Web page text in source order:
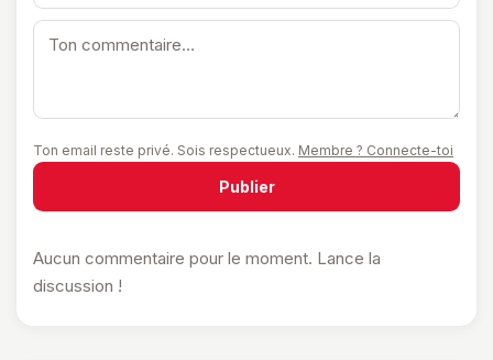
Ton email reste privé. Sois respectueux. Membre ? Connecte-toi
Publier
Aucun commentaire pour le moment. Lance la
discussion !